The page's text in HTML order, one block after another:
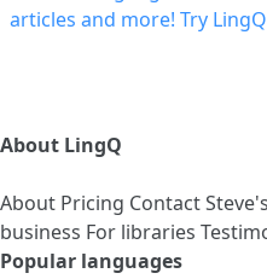
About LingQ
About Pricing Contact
business For libraries
Popular languages